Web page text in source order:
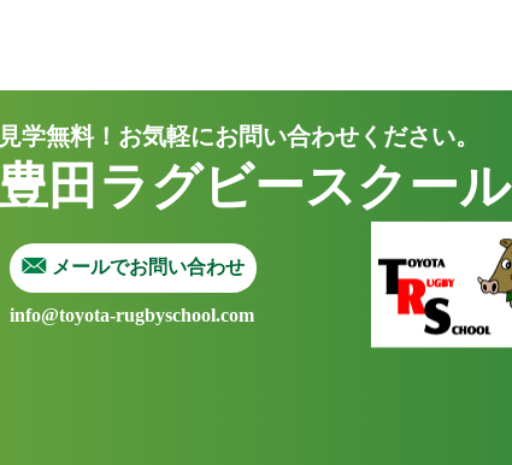
見学無料！お気軽にお問い合わせください。
豊田ラグビースクール
メールでお問い合わせ
info@toyota-rugbyschool.com